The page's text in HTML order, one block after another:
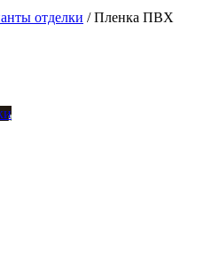
отделки /Пленка ПВХ